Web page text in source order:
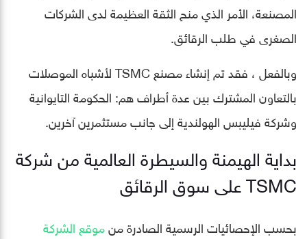
المصنعة، الأمر الذي منح الثقة العظيمة لدى الشركات
الصغرى في طلب الرقائق.
وبالفعل ، فقد تم إنشاء مصنع TSMC لأشباه الموصلات
بالتعاون المشترك بين عدة أطراف هم: الحكومة التايوانية
وشركة فيليبس الهولندية إلى جانب مستثمرين آخرين.
بداية الهيمنة والسيطرة العالمية من شركة
TSMC على سوق الرقائق
بحسب الإحصائيات الرسمية الصادرة منموقع الشركة